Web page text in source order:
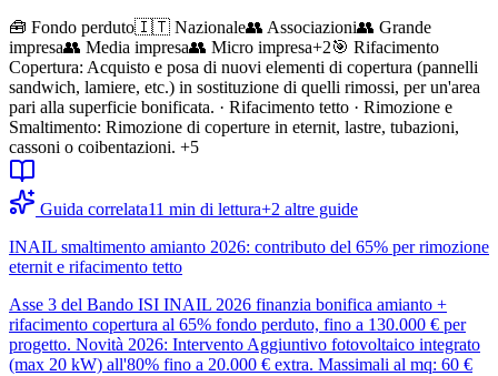
🧰 Fondo perduto🇮🇹 Nazionale👥 Associazioni👥 Grande
impresa👥 Media impresa👥 Micro impresa+2🎯 Rifacimento
Copertura: Acquisto e posa di nuovi elementi di copertura (pannelli
sandwich, lamiere, etc.) in sostituzione di quelli rimossi, per un'area
pari alla superficie bonificata. · Rifacimento tetto · Rimozione e
Smaltimento: Rimozione di coperture in eternit, lastre, tubazioni,
cassoni o coibentazioni. +5
Guida correlata11 min di lettura+2 altre guide
INAIL smaltimento amianto 2026: contributo del 65% per rimozione
eternit e rifacimento tetto
Asse 3 del Bando ISI INAIL 2026 finanzia bonifica amianto +
rifacimento copertura al 65% fondo perduto, fino a 130.000 € per
progetto. Novità 2026: Intervento Aggiuntivo fotovoltaico integrato
(max 20 kW) all'80% fino a 20.000 € extra. Massimali al mq: 60 €